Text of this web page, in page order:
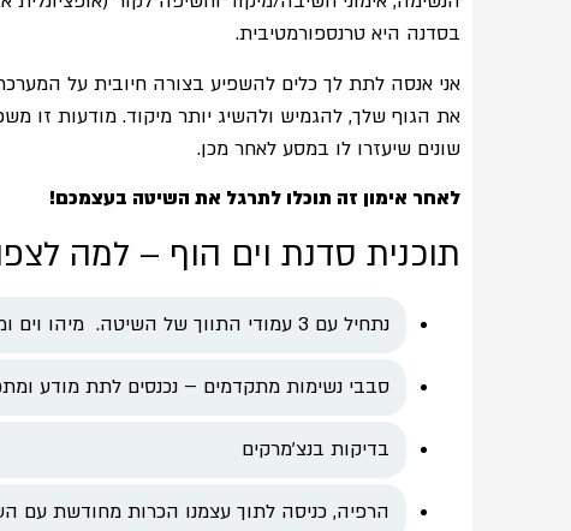
בסדנה היא טרנספורמטיבית.
אני אנסה לתת לך כלים להשפיע בצורה חיובית על
את הגוף שלך, להגמיש ולהשיג יותר מיקוד. מודעות זו
שונים שיעזרו לו במסע לאחר מכן.
לאחר אימון זה תוכלו לתרגל את השיטה בעצמכם!
תוכנית סדנת וים הוף – למה
נתחיל עם 3 עמודי התווך של השיטה. מיהו וים ומהי שיטת וים הוף והגדרת אמות מידה
סבבי נשימות מתקדמים – נכנסים לתת מודע
בדיקות בנצ'מרקים
הרפיה, כניסה לתוך עצמנו הכרות מחודשת עם